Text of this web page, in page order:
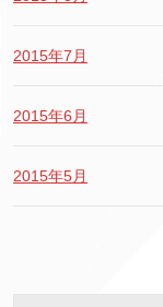
2015年7月
2015年6月
2015年5月